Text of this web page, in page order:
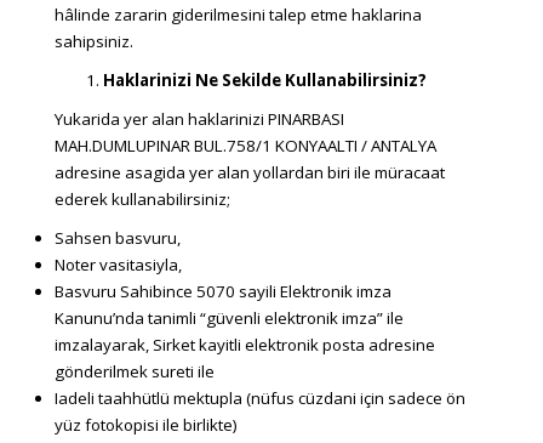
hâlinde zararin giderilmesini talep etme haklarina
sahipsiniz.
Haklarinizi Ne Sekilde Kullanabilirsiniz?
Yukarida yer alan haklarinizi PINARBASI
MAH.DUMLUPINAR BUL.758/1 KONYAALTI / ANTALYA
adresine asagida yer alan yollardan biri ile müracaat
ederek kullanabilirsiniz;
Sahsen basvuru,
Noter vasitasiyla,
Basvuru Sahibince 5070 sayili Elektronik imza
Kanunu’nda tanimli “güvenli elektronik imza” ile
imzalayarak, Sirket kayitli elektronik posta adresine
gönderilmek sureti ile
Iadeli taahhütlü mektupla (nüfus cüzdani için sadece ön
yüz fotokopisi ile birlikte)